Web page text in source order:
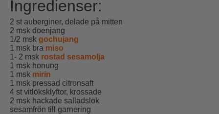
Ingredienser:
2 st auberginer, delade på mitten
2 msk doenjang
1/2 msk gochujang
1 msk bra miso
1- 2 msk rostad sesamolja
1 msk honung
1 msk mirin
1 msk pressad citronsaft
4 st vitlöksklyftor, krossade
2 msk hackade salladslök
sesamfrön till garnering